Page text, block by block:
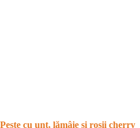
Pește cu unt, lămâie și roșii cherry